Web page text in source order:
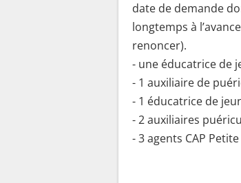
date de demande
longtemps à
renoncer).
- une éducatrice de
- 1 auxiliaire de
- 1 éducatrice de
- 2 auxiliaires
- 3 agents CAP